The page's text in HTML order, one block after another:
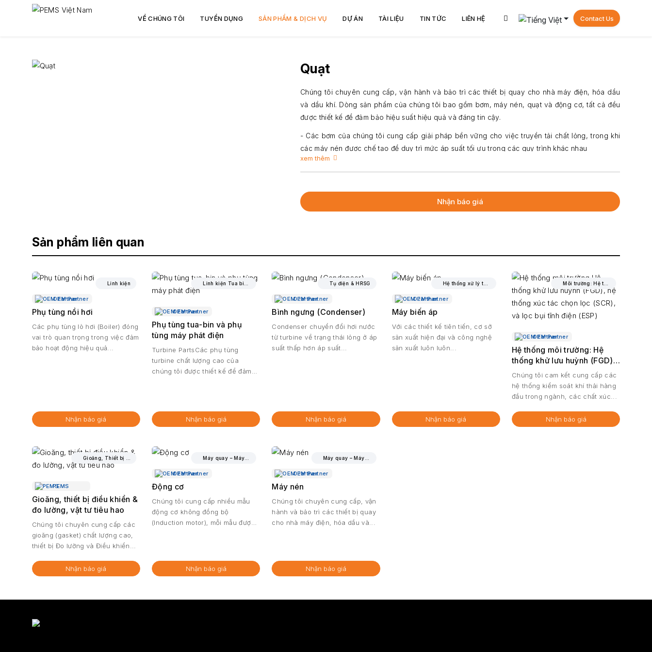
VỀ CHÚNG TÔI TUYỂN DỤNG SẢN PHẨM & DỊCH VỤ DỰ ÁN TÀI LIỆU TIN TỨC LIÊN HỆ Contact Us
Quạt
Chúng tôi chuyên cung cấp, vận hành và bảo trì các thiết bị quay cho nhà máy điện, hóa dầu
và dầu khí. Dòng sản phẩm của chúng tôi bao gồm bơm, máy nén, quạt và động cơ, tất cả đều
được thiết kế để đảm bảo hiệu suất hiệu quả và đáng tin cậy.
- Các bơm của chúng tôi cung cấp giải pháp bền vững cho việc truyền tải chất lỏng, trong khi
các máy nén được chế tạo để duy trì mức áp suất tối ưu trong các quy trình khác nhau
- Quạt công nghiệp đảm bảo thông gió và làm mát hiệu quả, và các động cơ của chúng tôi
cung cấp công suất cần thiết cho hoạt động liên tục.
Tất cả thiết bị đều đáp ứng các tiêu chuẩn quốc tế, đảm bảo độ bền, hiệu quả và thời gian
ngừng hoạt động tối thiểu
xem thêm
Nhận báo giá
Sản phẩm liên quan
Linh kiện
OEM Partner
Phụ tùng nồi hơi
Các phụ tùng lò hơi (Boiler) đóng
vai trò quan trọng trong việc đảm
bảo hoạt động hiệu quả...
Nhận báo giá
OEM Partner
Phụ tùng tua-bin và phụ
tùng máy phát điện
Turbine PartsCác phụ tùng
turbine chất lượng cao của
chúng tôi được thiết kế để đảm
Nhận báo giá
Tụ điện & HRSG
OEM Partner
Bình ngưng (Condenser)
Condenser chuyển đổi hơi nước
từ turbine về trạng thái lỏng ở áp
suất thấp hơn áp suất...
Nhận báo giá
OEM Partner
Máy biến áp
Với các thiết kế tiên tiến, cơ sở
sản xuất hiện đại và công nghệ
sản xuất luôn luôn...
Nhận báo giá
OEM Partner
Hệ thống môi trường: Hệ
thống khử lưu huỳnh (FGD),
hệ thống xúc tác chọn lọc
(SCR), và lọc bụi tĩnh điện
(ESP)
Chúng tôi cam kết cung cấp các
hệ thống kiểm soát khí thải hàng
đầu trong ngành, các chất xúc...
Nhận báo giá
PEMS
Gioăng, thiết bị điều khiển &
đo lường, vật tư tiêu hao
Chúng tôi chuyên cung cấp các
gioăng (gasket) chất lượng cao,
thiết bị Đo lường và Điều khiển...
Nhận báo giá
OEM Partner
Động cơ
Chúng tôi cung cấp nhiều mẫu
động cơ không đồng bộ
(Induction motor), mỗi mẫu được
Nhận báo giá
OEM Partner
Máy nén
Chúng tôi chuyên cung cấp, vận
hành và bảo trì các thiết bị quay
cho nhà máy điện, hóa dầu và...
Nhận báo giá